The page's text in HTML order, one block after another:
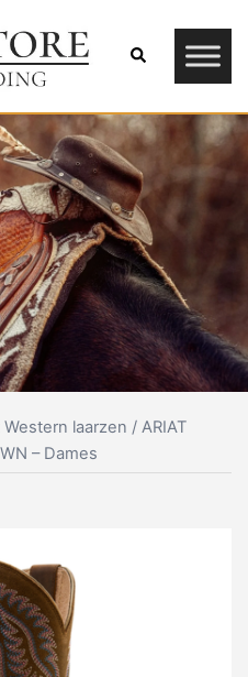
Search
Western laarzen / ARIAT
– Dames